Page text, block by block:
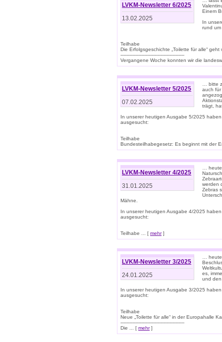
LVKM-Newsletter 6/2025
13.02.2025
Einem
In
rund
Teilhabe
Die Erfolgsgeschichte „Toilette für alle“
-------------------------------------------
Vergangene Woche konnten wir die
LVKM-Newsletter 5/2025
07.02.2025
… bitte
auch für
trägt,
In unserer heutigen Ausgabe 5/2025
ausgesucht:
Teilhabe
Bundesteilhabegesetz: Es beginnt mit der
LVKM-Newsletter 4/2025
31.01.2025
…
werden
Zebras
Mähne.
In unserer heutigen Ausgabe 4/2025
ausgesucht:
Teilhabe ... [ mehr]
LVKM-Newsletter 3/2025
24.01.2025
…
es,
und
In unserer heutigen Ausgabe 3/2025
ausgesucht:
Teilhabe
Neue „Toilette für alle“ in der Europahalle
-------------------------------------------
Die ... [ mehr]